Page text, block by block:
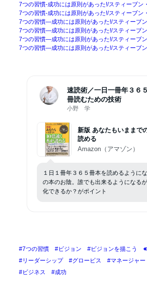
7つの習慣-成功には原則があった!/スティーブ
7つの習慣-成功には原則があった!/スティーブ
7つの習慣―成功には原則があった!/スティーブ
7つの習慣―成功には原則があった!/スティーブ
7つの習慣―成功には原則があった!/スティーブ
7つの習慣―成功には原則があった!/スティーブ
速読術／一日一冊年３６５
冊読むための技術
小野 学
新版 あなたもいままで
読める
Amazon（アマゾン）
１日１冊年３６５冊本を読めるように
の本のお陰。誰でも出来るようになる
化できるか？がポイント
#7つの習慣 #ビジョン #ビジョンを描こう
#リーダーシップ
#グロービス #マネージャー
#ビジネス
#成功